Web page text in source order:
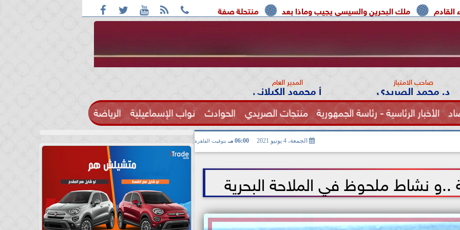
    
منتحلة صفة صحفية تعترف: واقعة التحرش مزعومة بسبب خلافات على الأجرة البحرين والسيسي يجيب وماذا بعد
صاحب الامتياز
د. محمد الصريدي المدير العام
أ محمود الكيلاني
الأخبار الرئاسية - رئاسة الجمهورية منتجات الصريدي الحوادث نواب الإسماعيلية الرياضة
الصحة الجمعة، 4 يونيو 2021 06:00 مـ بتوقيت القاهرة
نشاط ملحوظ في الملاحة البحرية